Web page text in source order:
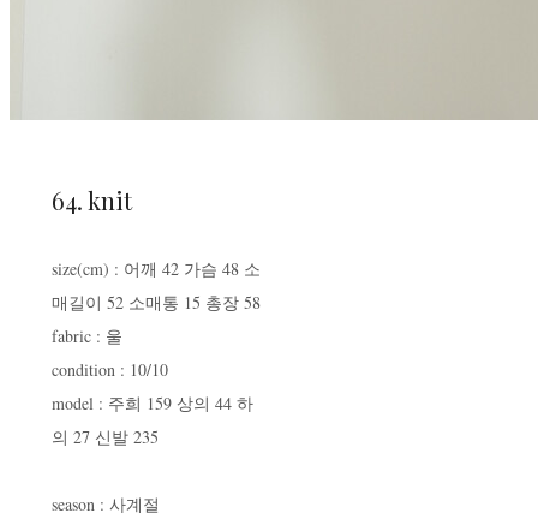
64. knit
size(cm) : 어깨 42 가슴 48 소
매길이 52 소매통 15 총장 58
fabric : 울
condition : 10/10
model : 주희 159 상의 44 하
의 27 신발 235
season : 사계절